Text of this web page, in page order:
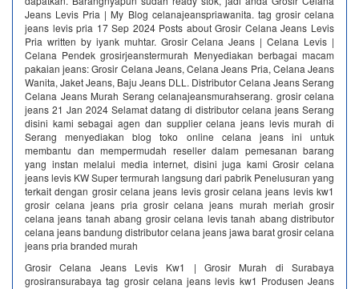
Jeans Levis Pria | My Blog celanajeanspriawanita. tag grosir celana
jeans levis pria 17 Sep 2024 Posts about Grosir Celana Jeans Levis
Pria written by iyank muhtar. Grosir Celana Jeans | Celana Levis |
Celana Pendek grosirjeanstermurah Menyediakan berbagai macam
pakaian jeans: Grosir Celana Jeans, Celana Jeans Pria, Celana Jeans
Wanita, Jaket Jeans, Baju Jeans DLL. Distributor Celana Jeans Serang
Celana Jeans Murah Serang celanajeansmurahserang. grosir celana
jeans 21 Jan 2024 Selamat datang di distributor celana jeans Serang
disini kami sebagai agen dan supplier celana jeans levis murah di
Serang menyediakan blog toko online celana jeans ini untuk
membantu dan mempermudah reseller dalam pemesanan barang
yang instan melalui media internet, disini juga kami Grosir celana
jeans levis KW Super termurah langsung dari pabrik‎ Penelusuran yang
terkait dengan grosir celana jeans levis grosir celana jeans levis kw1
grosir celana jeans pria grosir celana jeans murah meriah grosir
celana jeans tanah abang grosir celana levis tanah abang distributor
celana jeans bandung distributor celana jeans jawa barat grosir celana
jeans pria branded murah
Grosir Celana Jeans Levis Kw1 | Grosir Murah di Surabaya
grosiransurabaya tag grosir celana jeans levis kw1 Produsen Jeans